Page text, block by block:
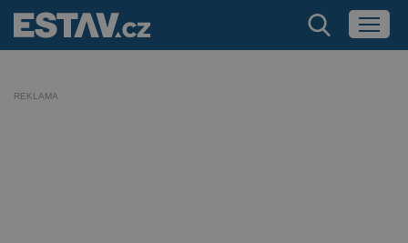
REKLAMA